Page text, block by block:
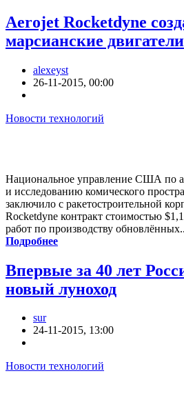
Aerojet Rocketdyne
марсианские двигатели
alexeyst
26-11-2015, 00:00
Новости технологий
Национальное управление США по
и исследованию комического
заключило с ракетостроительной
Rocketdyne контракт стоимостью
работ по производству
Подробнее
Впервые за 40 лет
новый луноход
sur
24-11-2015, 13:00
Новости технологий